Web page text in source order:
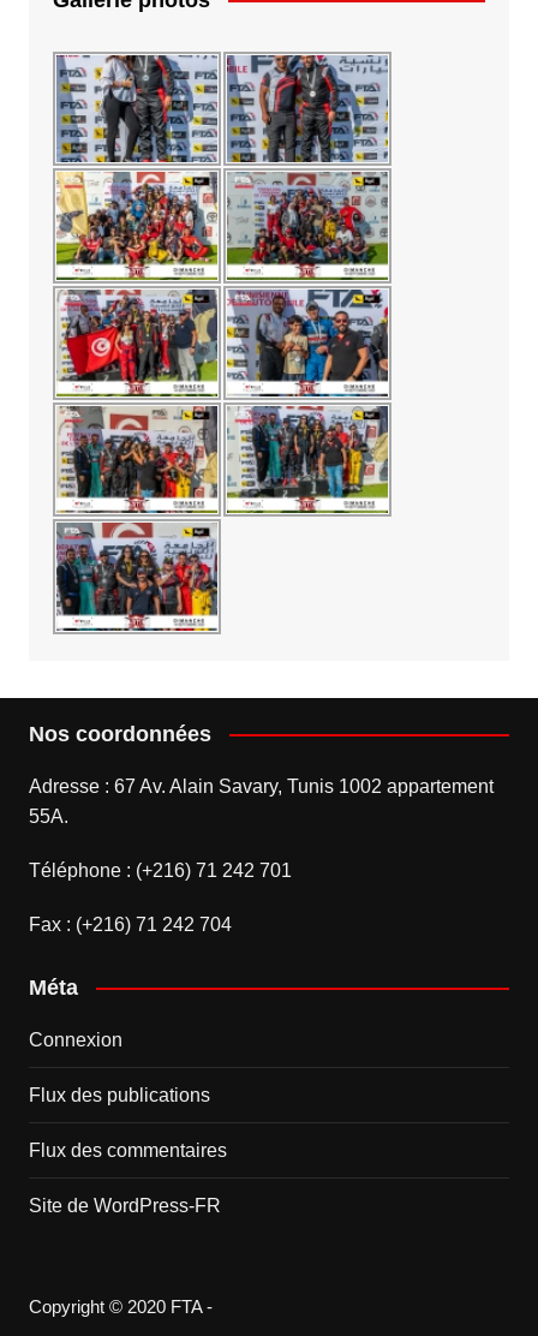
Nos coordonnées
Adresse : 67 Av. Alain Savary, Tunis 1002 appartement
55A.
Téléphone : (+216) 71 242 701
Fax : (+216) 71 242 704
Méta
Connexion
Flux des publications
Flux des commentaires
Site de WordPress-FR
Copyright © 2020 FTA -